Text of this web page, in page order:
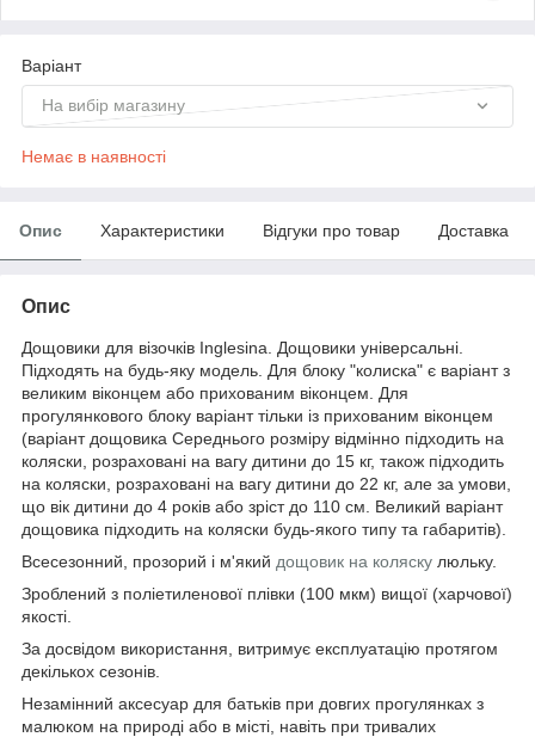
Варіант
На вибір магазину
Немає в наявності
Опис Характеристики Відгуки про товар Доставка
Опис
Дощовики для візочків Inglesina. Дощовики універсальні.
Підходять на будь-яку модель. Для блоку "колиска" є варіант з
великим віконцем або прихованим віконцем. Для
прогулянкового блоку варіант тільки із прихованим віконцем
(варіант дощовика Середнього розміру відмінно підходить на
коляски, розраховані на вагу дитини до 15 кг, також підходить
на коляски, розраховані на вагу дитини до 22 кг, але за умови,
що вік дитини до 4 років або зріст до 110 см. Великий варіант
дощовика підходить на коляски будь-якого типу та габаритів).
Всесезонний, прозорий і м'який дощовик на коляску люльку.
Зроблений з поліетиленової плівки (100 мкм) вищої (харчової)
якості.
За досвідом використання, витримує експлуатацію протягом
декількох сезонів.
Незамінний аксесуар для батьків при довгих прогулянках з
малюком на природі або в місті, навіть при тривалих